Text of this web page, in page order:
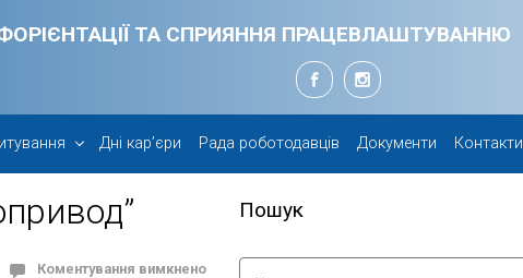
ТА СПРИЯННЯ ПРАЦЕВЛАШТУВАННЮ
Дні кар’єри Рада роботодавців Документи Контакти
Коментування вимкнено
Пошук